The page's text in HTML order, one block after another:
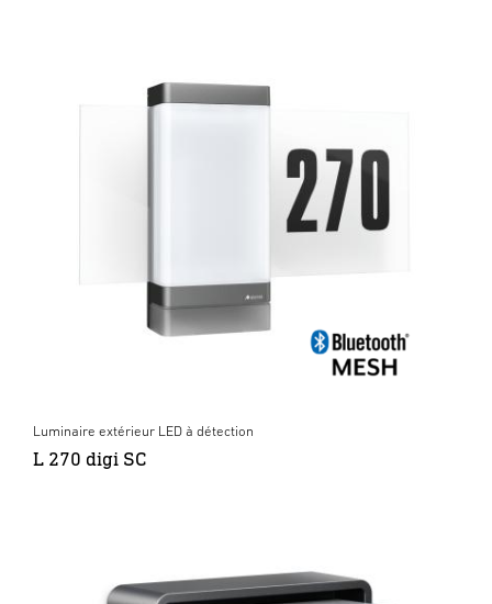
Luminaire extérieur LED à détection
L 270 digi SC